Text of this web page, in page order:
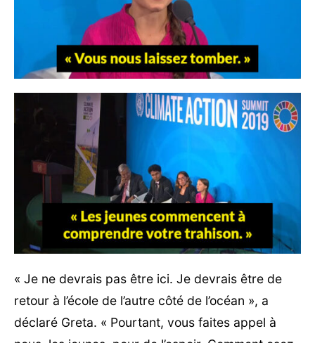
« Je ne devrais pas être ici. Je devrais être de
retour à l’école de l’autre côté de l’océan », a
déclaré Greta. « Pourtant, vous faites appel à